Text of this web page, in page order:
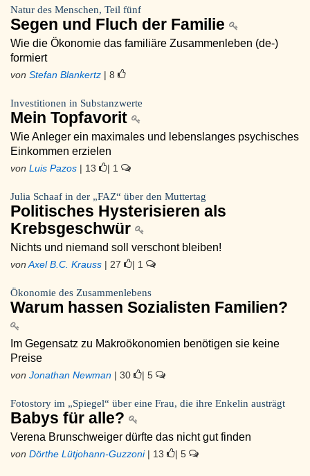
Natur des Menschen, Teil fünf
Segen und Fluch der Familie
Wie die Ökonomie das familiäre Zusammenleben (de-)
formiert
von Stefan Blankertz | 8
Investitionen in Substanzwerte
Mein Topfavorit
Wie Anleger ein maximales und lebenslanges psychisches
Einkommen erzielen
von Luis Pazos | 13 | 1
Julia Schaaf in der „FAZ“ über den Muttertag
Politisches Hysterisieren als
Krebsgeschwür
Nichts und niemand soll verschont bleiben!
von Axel B.C. Krauss | 27 | 1
Ökonomie des Zusammenlebens
Warum hassen Sozialisten Familien?
Im Gegensatz zu Makroökonomien benötigen sie keine
Preise
von Jonathan Newman | 30 | 5
Fotostory im „Spiegel“ über eine Frau, die ihre Enkelin austrägt
Babys für alle?
Verena Brunschweiger dürfte das nicht gut finden
von Dörthe Lütjohann-Guzzoni| 13 | 5